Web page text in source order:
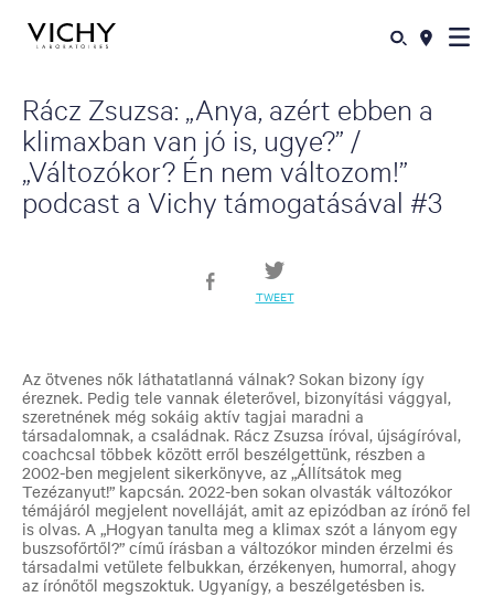
Rácz Zsuzsa: „Anya, azért ebben a
klimaxban van jó is, ugye?” /
„Változókor? Én nem változom!”
podcast a Vichy támogatásával #3
TWEET
Az ötvenes nők láthatatlanná válnak? Sokan bizony így
éreznek. Pedig tele vannak életerővel, bizonyítási vággyal,
szeretnének még sokáig aktív tagjai maradni a
társadalomnak, a családnak. Rácz Zsuzsa íróval, újságíróval,
coachcsal többek között erről beszélgettünk, részben a
2002-ben megjelent sikerkönyve, az „Állítsátok meg
Tezézanyut!” kapcsán. 2022-ben sokan olvasták változókor
témájáról megjelent novelláját, amit az epizódban az írónő fel
is olvas. A „Hogyan tanulta meg a klimax szót a lányom egy
buszsofőrtől?” című írásban a változókor minden érzelmi és
társadalmi vetülete felbukkan, érzékenyen, humorral, ahogy
az írónőtől megszoktuk. Ugyanígy, a beszélgetésben is.